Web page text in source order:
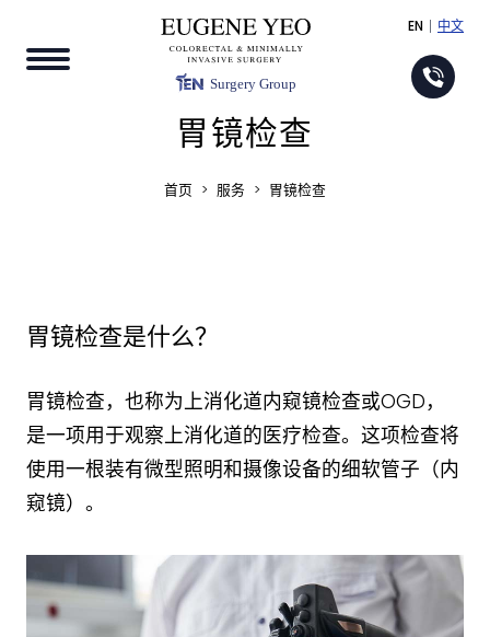
Surgery Group
EN 中文
胃镜检查
首页 > 服务 > 胃镜检查
胃镜检查是什么？
胃镜检查，也称为上消化道内窥镜检查或OGD，
是一项用于观察上消化道的医疗检查。这项检查将
使用一根装有微型照明和摄像设备的细软管子（内
窥镜）。